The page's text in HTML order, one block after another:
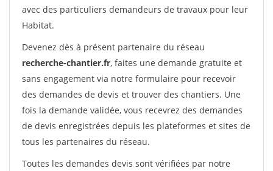
avec des particuliers demandeurs de travaux pour leur
Habitat.
Devenez dès à présent partenaire du réseau
recherche-chantier.fr, faites une demande gratuite et
sans engagement via notre formulaire pour recevoir
des demandes de devis et trouver des chantiers. Une
fois la demande validée, vous recevrez des demandes
de devis enregistrées depuis les plateformes et sites de
tous les partenaires du réseau.
Toutes les demandes devis sont vérifiées par notre